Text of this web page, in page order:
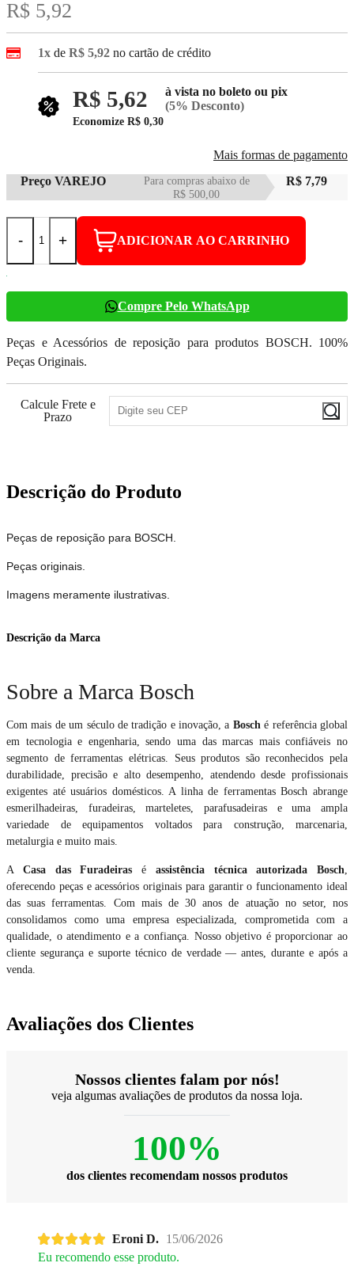
R$ 5,92
1x de R$ 5,92 no cartão de crédito
R$ 5,62
à vista no boleto ou pix
(5% Desconto)
Economize R$ 0,30
Mais formas de pagamento
Preço VAREJO
Para compras abaixo de
R$ 500,00
R$ 7,79
- + ADICIONAR AO CARRINHO
Compre Pelo WhatsApp
Peças e Acessórios de reposição para produtos BOSCH. 100%
Peças Originais.
Calcule Frete e
Prazo
Descrição do Produto
Peças de reposição para BOSCH.
Peças originais.
Imagens meramente ilustrativas.
Descrição da Marca
Sobre a Marca Bosch
Com mais de um século de tradição e inovação, a Bosché referência global
em tecnologia e engenharia, sendo uma das marcas mais confiáveis no
segmento de ferramentas elétricas. Seus produtos são reconhecidos pela
durabilidade, precisão e alto desempenho, atendendo desde profissionais
exigentes até usuários domésticos. A linha de ferramentas Bosch abrange
esmerilhadeiras, furadeiras, marteletes, parafusadeiras e uma ampla
variedade de equipamentos voltados para construção, marcenaria,
metalurgia e muito mais.
A Casa das Furadeiras é assistência técnica autorizada Bosch,
oferecendo peças e acessórios originais para garantir o funcionamento ideal
das suas ferramentas. Com mais de 30 anos de atuação no setor, nos
consolidamos como uma empresa especializada, comprometida com a
qualidade, o atendimento e a confiança. Nosso objetivo é proporcionar ao
cliente segurança e suporte técnico de verdade — antes, durante e após a
venda.
Avaliações dos Clientes
Nossos clientes falam por nós!
veja algumas avaliações de produtos da nossa loja.
100%
dos clientes recomendam nossos produtos
Eroni D. 15/06/2026
Eu recomendo esse produto.